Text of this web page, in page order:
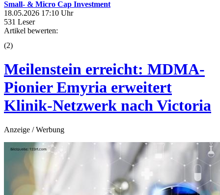
Small- & Micro Cap Investment
18.05.2026 17:10 Uhr
531 Leser
Artikel bewerten:
(2)
Meilenstein erreicht: MDMA-
Pionier Emyria erweitert
Klinik-Netzwerk nach Victoria
Anzeige / Werbung